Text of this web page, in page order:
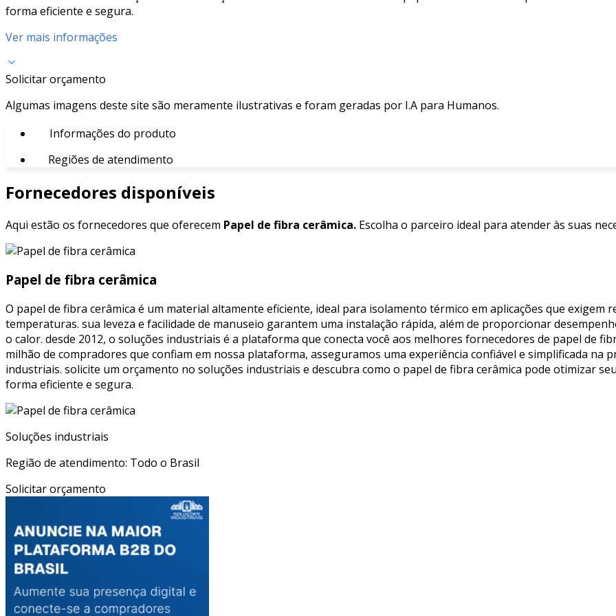
forma eficiente e segura.
Ver mais informações
Solicitar orçamento
Algumas imagens deste site são meramente ilustrativas e foram geradas por I.A para Humanos.
Informações do produto
Regiões de atendimento
Fornecedores disponíveis
Aqui estão os fornecedores que oferecem Papel de fibra cerâmica. Escolha o parceiro ideal para atender às suas
Papel de fibra cerâmica
O papel de fibra cerâmica é um material altamente eficiente, ideal para isolamento térmico em aplicações que exigem
temperaturas. sua leveza e facilidade de manuseio garantem uma instalação rápida, além de proporcionar
o calor. desde 2012, o soluções industriais é a plataforma que conecta você aos melhores fornecedores de papel de
milhão de compradores que confiam em nossa plataforma, asseguramos uma experiência confiável e simplificada na
industriais. solicite um orçamento no soluções industriais e descubra como o papel de fibra cerâmica pode otimizar
forma eficiente e segura.
Soluções industriais
Região de atendimento: Todo o Brasil
Solicitar orçamento